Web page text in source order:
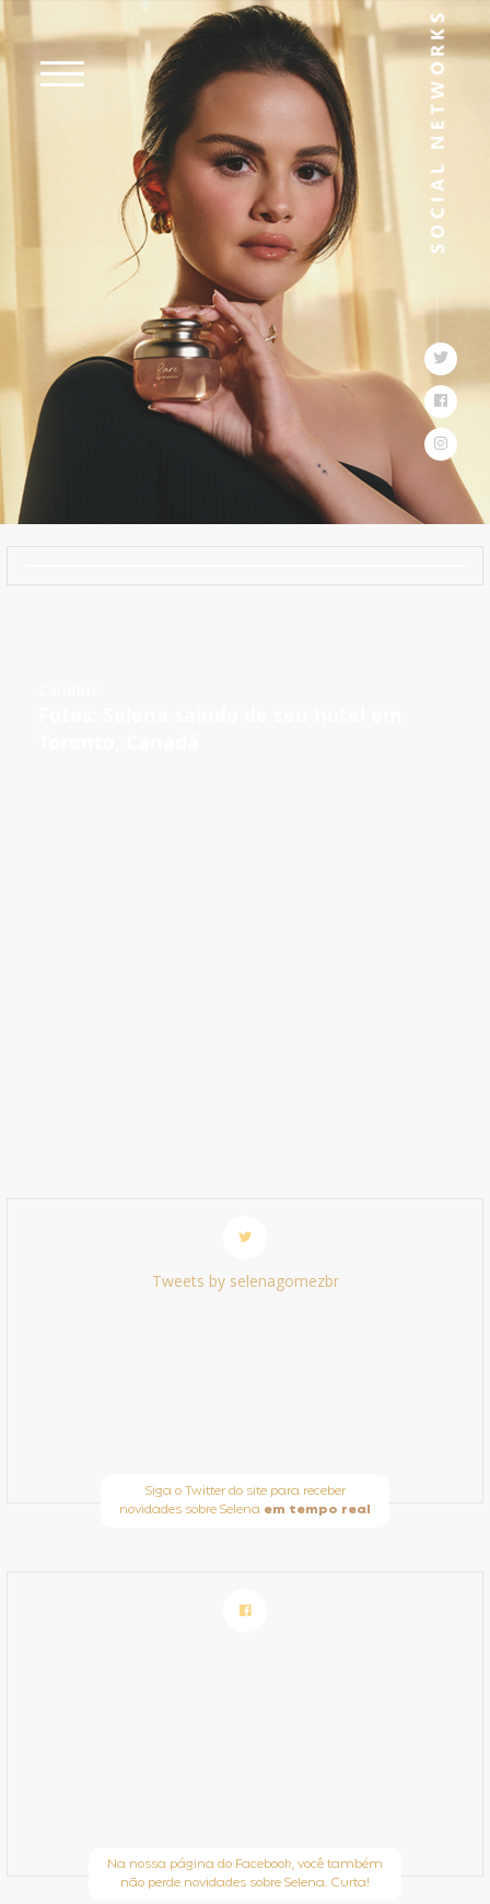
Tweets by selenagomezbr
Siga o Twitter do site para receber
novidades sobre Selena em tempo real
Na nossa página do Facebook, você também
não perde novidades sobre Selena. Curta!